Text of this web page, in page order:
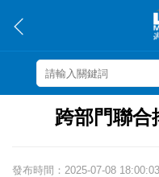
跨部門聯合
發布時間：2025-07-08 18:00:03